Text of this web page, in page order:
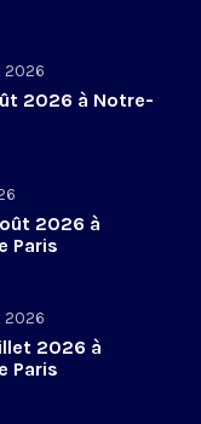
2026
2026 à Notre-
2026 à
Paris
2026
2026 à
Paris